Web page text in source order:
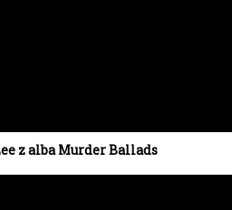
z alba Murder Ballads